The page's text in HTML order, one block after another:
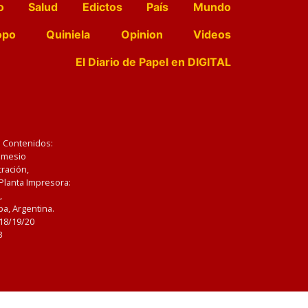
Salud Edictos País
Mundo
Quiniela Opinion
Videos
El Diario de Papel en DIGITAL
Impresora:
Argentina.
19/20